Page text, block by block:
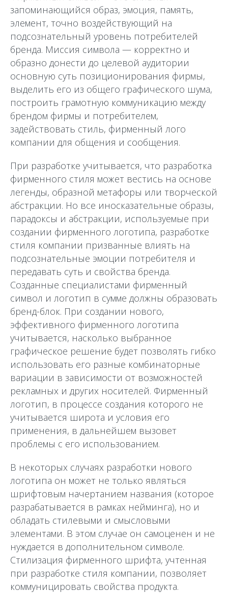
запоминающийся образ, эмоция, память,
элемент, точно воздействующий на
подсознательный уровень потребителей
бренда. Миссия символа — корректно и
образно донести до целевой аудитории
основную суть позиционирования фирмы,
выделить его из общего графического шума,
построить грамотную коммуникацию между
брендом фирмы и потребителем,
задействовать стиль, фирменный лого
компании для общения и сообщения.
При разработке учитывается, что разработка
фирменного стиля может вестись на основе
легенды, образной метафоры или творческой
абстракции. Но все иносказательные образы,
парадоксы и абстракции, используемые при
создании фирменного логотипа, разработке
стиля компании призванные влиять на
подсознательные эмоции потребителя и
передавать суть и свойства бренда.
Созданные специалистами фирменный
символ и логотип в сумме должны образовать
бренд-блок. При создании нового,
эффективного фирменного логотипа
учитывается, насколько выбранное
графическое решение будет позволять гибко
использовать его разные комбинаторные
вариации в зависимости от возможностей
рекламных и других носителей. Фирменный
логотип, в процессе создания которого не
учитывается широта и условия его
применения, в дальнейшем вызовет
проблемы с его использованием.
В некоторых случаях разработки нового
логотипа он может не только являться
шрифтовым начертанием названия (которое
разрабатывается в рамках нейминга), но и
обладать стилевыми и смысловыми
элементами. В этом случае он самоценен и не
нуждается в дополнительном символе.
Стилизация фирменного шрифта, учтенная
при разработке стиля компании, позволяет
коммуницировать свойства продукта.